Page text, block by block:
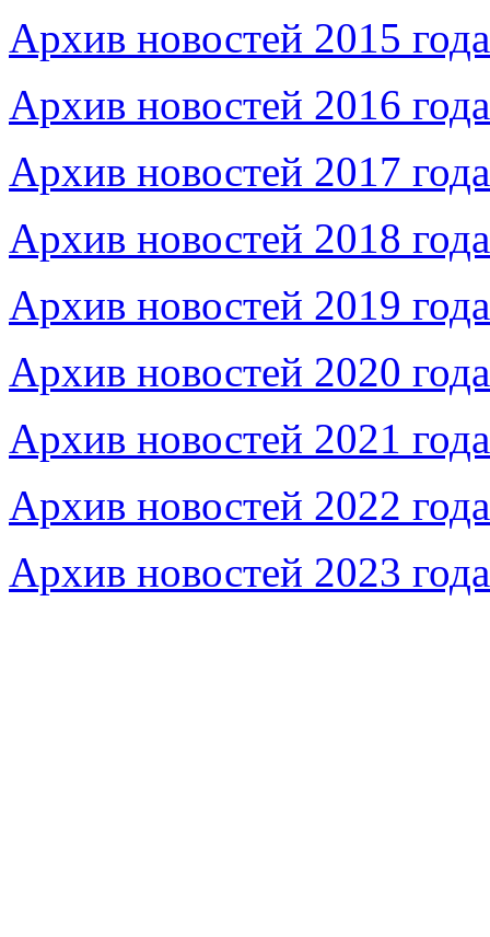
Архив новостей 2015 года
Архив новостей 2016 года
Архив новостей 2017 года
Архив новостей 2018 года
Архив новостей 2019 года
Архив новостей 2020 года
Архив новостей 2021 года
Архив новостей 2022 года
Архив новостей 2023 года